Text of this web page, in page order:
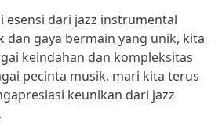
esensi dari jazz instrumental
dan gaya bermain yang unik, kita
keindahan dan kompleksitas
pecinta musik, mari kita terus
keunikan dari jazz